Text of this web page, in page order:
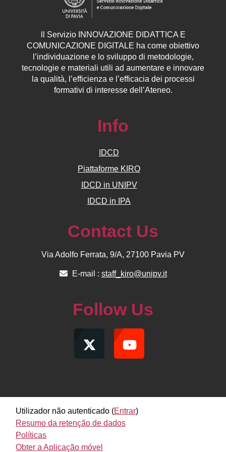
Servizio INNOVAZIONE DIDATTICA E
COMUNICAZIONE DIGITALE ha come obiettivo
l’individuazione e lo sviluppo di metodologie,
tecnologie e materiali utili ad aumentare e innovare
la qualità, l’efficienza e l’efficacia dei processi
formativi di interesse dell’Ateneo.
Info
IDCD
Piattaforme KIRO
IDCD in UNIPV
IDCD in IPA
Contact Us
Via Adolfo Ferrata, 9/A, 27100 Pavia PV
E-mail : staff_kiro@unipv.it
Follow Us
Utilizador não autenticado (Entrar)
Resumo da retenção de dados
Políticas
Obter a Aplicação móvel